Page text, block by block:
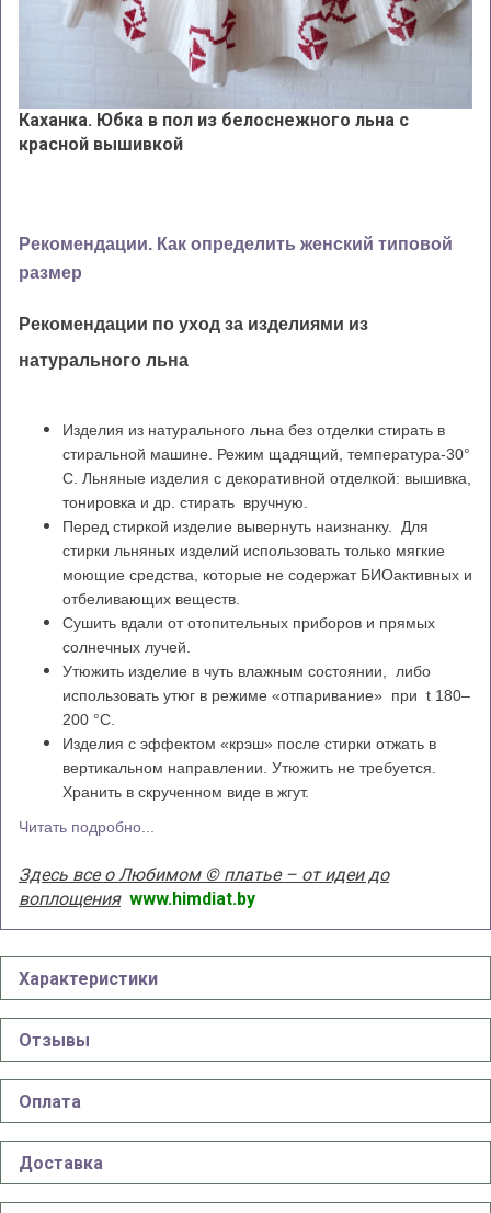
Каханка. Юбка в пол из белоснежного льна с
красной вышивкой
Рекомендации. Как определить женский типовой
размер
Рекомендации по уход за изделиями из
натурального льна
Изделия из натурального льна без отделки стирать в
стиральной машине. Режим щадящий, температура-30°
С. Льняные изделия с декоративной отделкой: вышивка,
тонировка и др. стирать вручную.
Перед стиркой изделие вывернуть наизнанку. Для
стирки льняных изделий использовать только мягкие
моющие средства, которые не содержат БИОактивных и
отбеливающих веществ.
Сушить вдали от отопительных приборов и прямых
солнечных лучей.
Утюжить изделие в чуть влажным состоянии, либо
использовать утюг в режиме «отпаривание» при t 180–
200 °С.
Изделия с эффектом «крэш» после стирки отжать в
вертикальном направлении. Утюжить не требуется.
Хранить в скрученном виде в жгут.
Читать подробно...
Здесь все о Любимом © платье – от идеи до
воплощения www.himdiat.by
Характеристики
Отзывы
Оплата
Доставка